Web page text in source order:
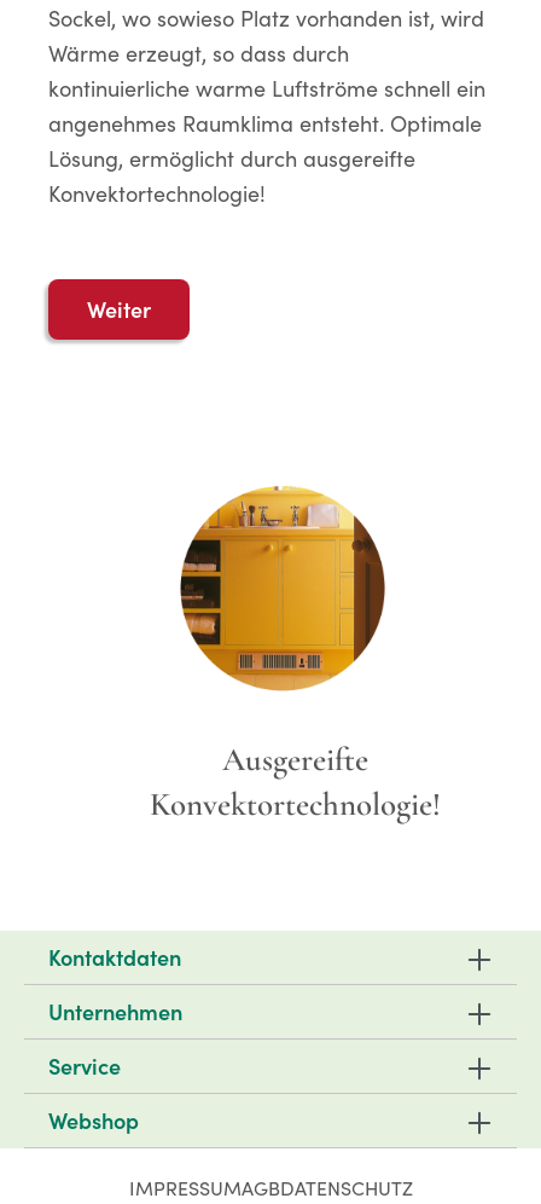
Sockel, wo sowieso Platz vorhanden ist, wird
Wärme erzeugt, so dass durch
kontinuierliche warme Luftströme schnell ein
angenehmes Raumklima entsteht. Optimale
Lösung, ermöglicht durch ausgereifte
Konvektortechnologie!
Weiter
Ausgereifte
Konvektortechnologie!
Kontaktdaten
Unternehmen
Service
Webshop
IMPRESSUMAGBDATENSCHUTZ